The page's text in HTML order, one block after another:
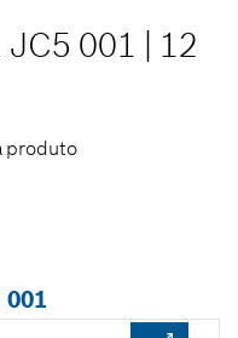
JC5 001
12
produto